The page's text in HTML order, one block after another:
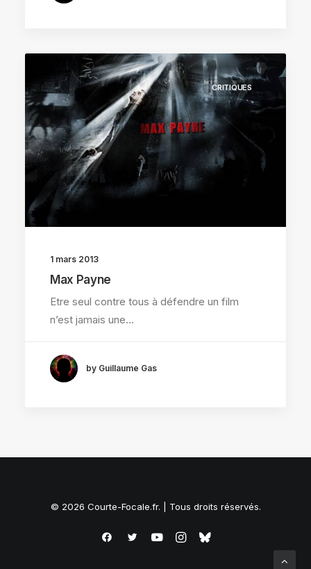
CRITIQUES
1 mars 2013
Max Payne
Etre seul contre tous à défendre un film
n’est jamais une…
by Guillaume Gas
© 2026 Courte-Focale.fr. | Tous droits réservés.